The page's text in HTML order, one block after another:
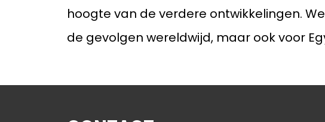
hoogte van de verdere ontwikkelingen.
de gevolgen wereldwijd, maar ook voor